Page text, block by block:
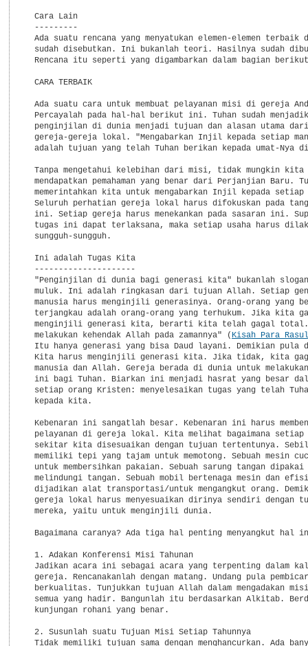
  Cara Lain
  ---------
Ada suatu rencana yang menyatukan elemen-elemen terbaik
sudah disebutkan. Ini bukanlah teori. Hasilnya sudah
Rencana itu seperti yang digambarkan dalam bagian
  CARA TERBAIK
Ada suatu cara untuk membuat pelayanan misi di gereja
Percayalah pada hal-hal berikut ini. Tuhan sudah
  penginjilan di dunia menjadi tujuan dan alasan utama dari
gereja-gereja lokal. "Mengabarkan Injil kepada setiap
adalah tujuan yang telah Tuhan berikan kepada umat-Nya
Tanpa mengetahui kelebihan dari misi, tidak mungkin kita
mendapatkan pemahaman yang benar dari Perjanjian Baru.
memerintahkan kita untuk mengabarkan Injil kepada setiap
Seluruh perhatian gereja lokal harus difokuskan pada
ini. Setiap gereja harus menekankan pada sasaran ini.
tugas ini dapat terlaksana, maka setiap usaha harus
  sungguh-sungguh.
  Ini adalah Tugas Kita
  ---------------------
"Penginjilan di dunia bagi generasi kita" bukanlah
muluk. Ini adalah ringkasan dari tujuan Allah. Setiap
manusia harus menginjili generasinya. Orang-orang yang
terjangkau adalah orang-orang yang terhukum. Jika kita
menginjili generasi kita, berarti kita telah gagal
  melakukan kehendak Allah pada zamannya" (
Kisah Para
Itu hanya generasi yang bisa Daud layani. Demikian pula
Kita harus menginjili generasi kita. Jika tidak, kita
manusia dan Allah. Gereja berada di dunia untuk
ini bagi Tuhan. Biarkan ini menjadi hasrat yang besar
setiap orang Kristen: menyelesaikan tugas yang telah
  kepada kita.
Kebenaran ini sangatlah besar. Kebenaran ini harus
pelayanan di gereja lokal. Kita melihat bagaimana setiap
sekitar kita disesuaikan dengan tujuan tertentunya.
memiliki tepi yang tajam untuk memotong. Sebuah mesin
untuk membersihkan pakaian. Sebuah sarung tangan dipakai
melindungi tangan. Sebuah mobil bertenaga mesin dan
dijadikan alat transportasi/untuk mengangkut orang.
gereja lokal harus menyesuaikan dirinya sendiri dengan
  mereka, yaitu untuk menginjili dunia.
Bagaimana caranya? Ada tiga hal penting menyangkut hal
  1. Adakan Konferensi Misi Tahunan
Jadikan acara ini sebagai acara yang terpenting dalam
gereja. Rencanakanlah dengan matang. Undang pula
berkualitas. Tunjukkan tujuan Allah dalam mengadakan
semua yang hadir. Bangunlah itu berdasarkan Alkitab.
  kunjungan rohani yang benar.
  2. Susunlah suatu Tujuan Misi Setiap Tahunnya
Tidak memiliki tujuan sama dengan menghancurkan. Ada